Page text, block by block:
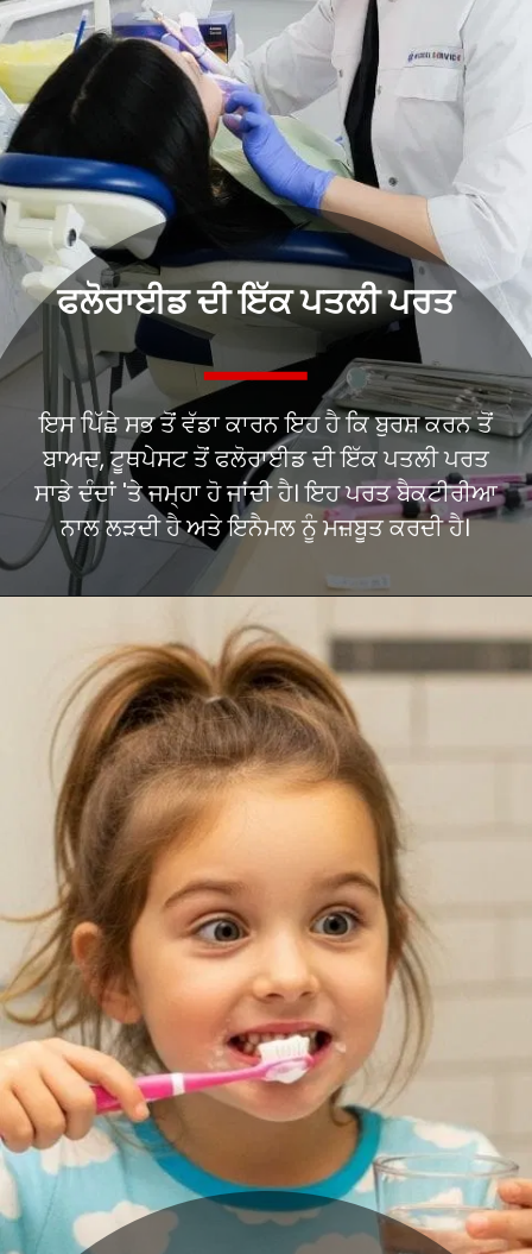
ਇਸ ਪਿੱਛੇ ਸਭ ਤੋਂ ਵੱਡਾ ਕਾਰਨ ਇਹ ਹੈ ਕਿ ਬੁਰਸ਼ ਕਰਨ ਤੋਂ
ਬਾਅਦ, ਟੂਥਪੇਸਟ ਤੋਂ ਫਲੋਰਾਈਡ ਦੀ ਇੱਕ ਪਤਲੀ ਪਰਤ
ਸਾਡੇ ਦੰਦਾਂ 'ਤੇ ਜਮ੍ਹਾ ਹੋ ਜਾਂਦੀ ਹੈ। ਇਹ ਪਰਤ ਬੈਕਟੀਰੀਆ
ਨਾਲ ਲੜਦੀ ਹੈ ਅਤੇ ਇਨੈਮਲ ਨੂੰ ਮਜ਼ਬੂਤ ਕਰਦੀ ਹੈ।
ਫਲੋਰਾਈਡ ਦੀ ਇੱਕ ਪਤਲੀ ਪਰਤ